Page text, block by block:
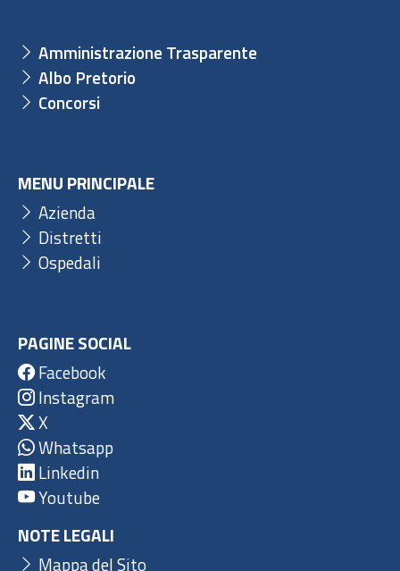
Amministrazione Trasparente
Albo Pretorio
Concorsi
MENU PRINCIPALE
Azienda
Distretti
Ospedali
PAGINE SOCIAL
Facebook
Instagram
X
Whatsapp
Linkedin
Youtube
NOTE LEGALI
Mappa del Sito